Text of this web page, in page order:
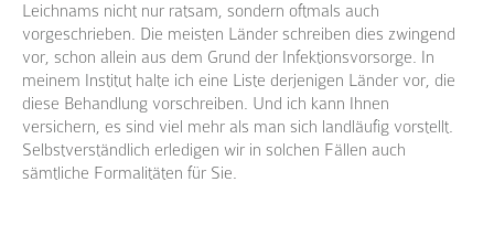
Leichnams nicht nur ratsam, sondern oftmals auch
vorgeschrieben. Die meisten Länder schreiben dies zwingend
vor, schon allein aus dem Grund der Infektionsvorsorge. In
meinem Institut halte ich eine Liste derjenigen Länder vor, die
diese Behandlung vorschreiben. Und ich kann Ihnen
versichern, es sind viel mehr als man sich landläufig vorstellt.
Selbstverständlich erledigen wir in solchen Fällen auch
sämtliche Formalitäten für Sie.